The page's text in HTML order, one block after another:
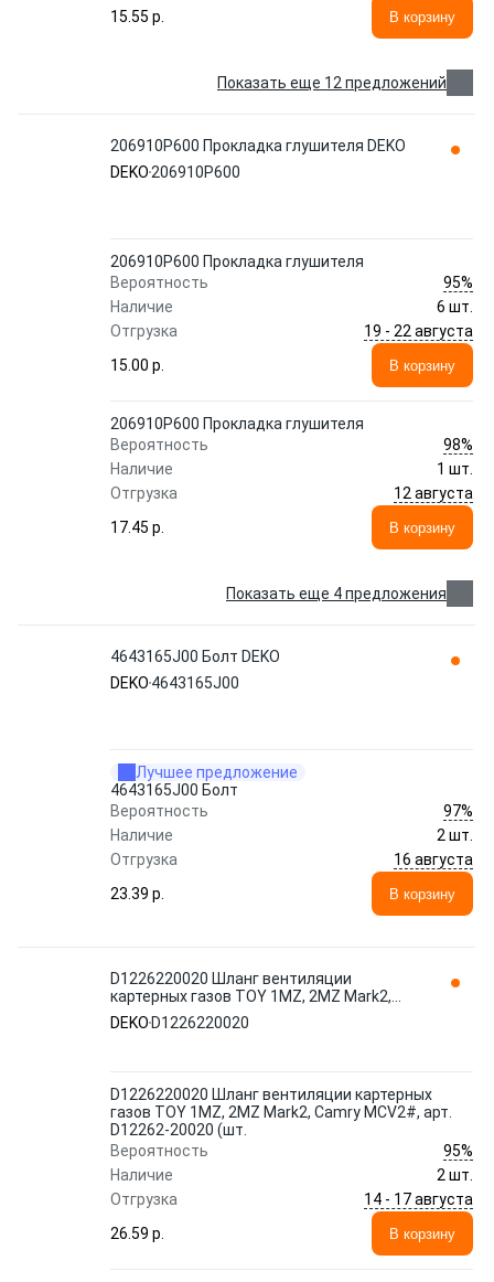
15.55 p.
В корзину
Показать еще 12 предложений
206910P600 Прокладка глушителя DEKO
DEKO 206910P600
206910P600 Прокладка глушителя
Вероятность
95%
Наличие
6 шт.
Отгрузка
19 - 22 августа
15.00 p.
В корзину
206910P600 Прокладка глушителя
Вероятность
98%
Наличие
1 шт.
Отгрузка
12 августа
17.45 p.
В корзину
Показать еще 4 предложения
4643165J00 Болт DEKO
DEKO 4643165J00
Лучшее предложение
4643165J00 Болт
Вероятность
97%
Наличие
2 шт.
Отгрузка
16 августа
23.39 p.
В корзину
D1226220020 Шланг вентиляции
картерных газов TOY 1MZ, 2MZ Mark2,
Camry MCV2#, арт. D12262-20020 (шт.
DEKO
DEKO D1226220020
D1226220020 Шланг вентиляции картерных
газов TOY 1MZ, 2MZ Mark2, Camry MCV2#, арт.
D12262-20020 (шт.
Вероятность
95%
Наличие
2 шт.
Отгрузка
14 - 17 августа
26.59 p.
В корзину